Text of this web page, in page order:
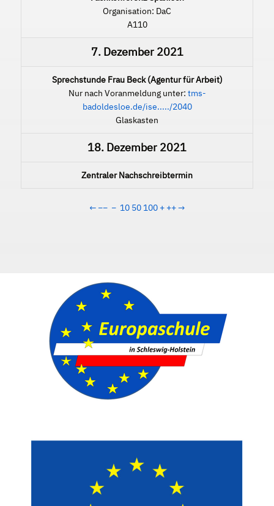
Organisation: DaC
A110
7. Dezember 2021
Sprechstunde Frau Beck (Agentur für Arbeit)
Nur nach Voranmeldung unter: tms-
badoldesloe.de/ise...../2040
Glaskasten
18. Dezember 2021
Zentraler Nachschreibtermin
← −− − 10 50 100 + ++→